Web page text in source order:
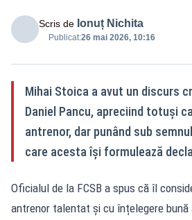
Scris de Ionuț Nichita
Publicat:26 mai 2026, 10:16
Mihai Stoica a avut un discurs
Daniel Pancu, apreciind totuși
antrenor, dar punând sub
care acesta își formulează
Oficialul de la FCSB a spus că îl
antrenor talentat și cu înțelegere bună